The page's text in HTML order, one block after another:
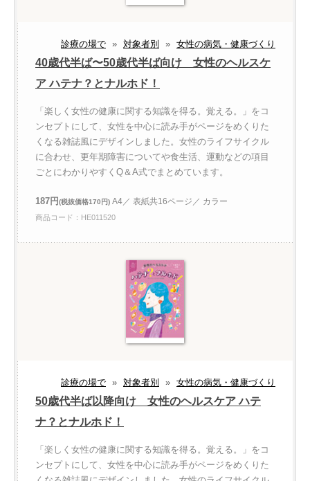
診療の場で » 対象者別 » 女性の病気・健康づくり
40歳代半ば〜50歳代半ば向け 女性のヘルスケ
ア ハテナ？とナルホド！
「楽しく女性の健康に関する知識を得る。覚える。」をコ
ンセプトにして、女性を中心に読み手がページをめくりた
くなる雑誌風にデザインしました。女性のライフサイクル
に合わせ、更年期障害についてや食生活、運動などの項目
ごとにわかりやすくQ＆A式でまとめています。
187円(税抜価格170円) A4／ 表紙共16ページ／ カラー
商品コード：HE011520
診療の場で » 対象者別 » 女性の病気・健康づくり
50歳代半ば以降向け 女性のヘルスケア ハテ
ナ？とナルホド！
「楽しく女性の健康に関する知識を得る。覚える。」をコ
ンセプトにして、女性を中心に読み手がページをめくりた